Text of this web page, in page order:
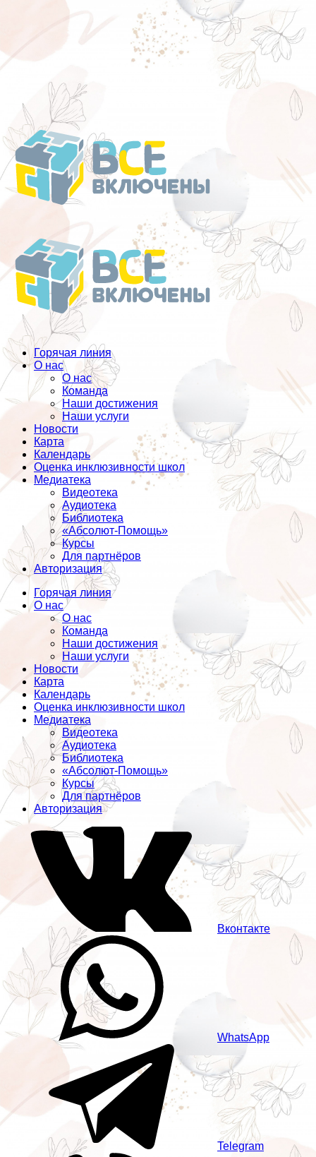
Перейти
к
содержанию
Горячая линия
О нас
О нас
Команда
Наши достижения
Наши услуги
Новости
Карта
Календарь
Оценка инклюзивности школ
Медиатека
Видеотека
Аудиотека
Библиотека
«Абсолют-Помощь»
Курсы
Для партнёров
Авторизация
Горячая линия
О нас
О нас
Команда
Наши достижения
Наши услуги
Новости
Карта
Календарь
Оценка инклюзивности школ
Медиатека
Видеотека
Аудиотека
Библиотека
«Абсолют-Помощь»
Курсы
Для партнёров
Авторизация
Вконтакте
WhatsApp
Telegram